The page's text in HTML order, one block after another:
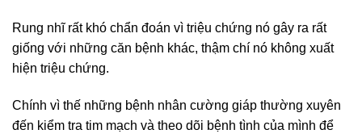
Rung nhĩ rất khó chẩn đoán vì triệu chứng nó gây ra rất
giống với những căn bệnh khác, thậm chí nó không xuất
hiện triệu chứng.
Chính vì thế những bệnh nhân cường giáp thường xuyên
đến kiểm tra tim mạch và theo dõi bệnh tình của mình để